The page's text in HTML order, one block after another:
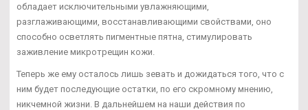
обладает исключительными увлажняющими,
разглаживающими, восстанавливающими свойствами, оно
способно осветлять пигментные пятна, стимулировать
заживление микротрещин кожи.
Теперь же ему осталось лишь зевать и дожидаться того, что с
ним будет последующие остатки, по его скромному мнению,
никчемной жизни. В дальнейшем на наши действия по